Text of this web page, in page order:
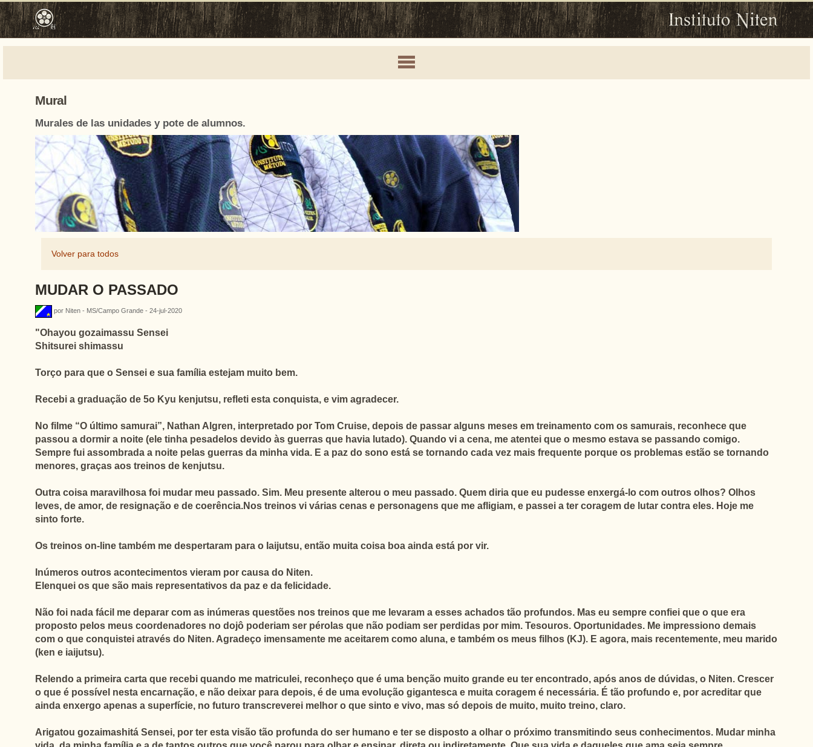
Mural
Murales de las unidades y pote de alumnos.
Volver para todos
MUDAR O PASSADO
por Niten - MS/Campo Grande - 24-jul-2020
"Ohayou gozaimassu Sensei
Shitsurei shimassu
Torço para que o Sensei e sua família estejam muito bem.
Recebi a graduação de 5o Kyu kenjutsu, refleti esta conquista, e vim agradecer.
No filme “O último samurai”, Nathan Algren, interpretado por Tom Cruise, depois de passar alguns meses em treinamento com os samurais, reconhece que
passou a dormir a noite (ele tinha pesadelos devido às guerras que havia lutado). Quando vi a cena, me atentei que o mesmo estava se passando comigo.
Sempre fui assombrada a noite pelas guerras da minha vida. E a paz do sono está se tornando cada vez mais frequente porque os problemas estão se tornando
menores, graças aos treinos de kenjutsu.
Outra coisa maravilhosa foi mudar meu passado. Sim. Meu presente alterou o meu passado. Quem diria que eu pudesse enxergá-lo com outros olhos? Olhos
leves, de amor, de resignação e de coerência.Nos treinos vi várias cenas e personagens que me afligiam, e passei a ter coragem de lutar contra eles. Hoje me
sinto forte.
Os treinos on-line também me despertaram para o Iaijutsu, então muita coisa boa ainda está por vir.
Inúmeros outros acontecimentos vieram por causa do Niten.
Elenquei os que são mais representativos da paz e da felicidade.
Não foi nada fácil me deparar com as inúmeras questões nos treinos que me levaram a esses achados tão profundos. Mas eu sempre confiei que o que era
proposto pelos meus coordenadores no dojô poderiam ser pérolas que não podiam ser perdidas por mim. Tesouros. Oportunidades. Me impressiono demais
com o que conquistei através do Niten. Agradeço imensamente me aceitarem como aluna, e também os meus filhos (KJ). E agora, mais recentemente, meu marido
(ken e iaijutsu).
Relendo a primeira carta que recebi quando me matriculei, reconheço que é uma benção muito grande eu ter encontrado, após anos de dúvidas, o Niten. Crescer
o que é possível nesta encarnação, e não deixar para depois, é de uma evolução gigantesca e muita coragem é necessária. É tão profundo e, por acreditar que
ainda enxergo apenas a superfície, no futuro transcreverei melhor o que sinto e vivo, mas só depois de muito, muito treino, claro.
Arigatou gozaimashitá Sensei, por ter esta visão tão profunda do ser humano e ter se disposto a olhar o próximo transmitindo seus conhecimentos. Mudar minha